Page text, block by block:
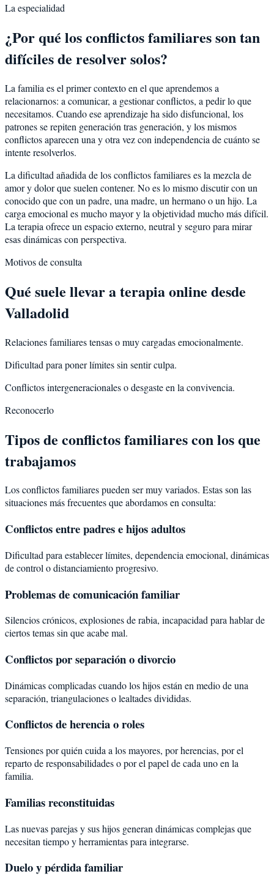
La especialidad
¿Por qué los conflictos familiares son tan
difíciles de resolver solos?
La familia es el primer contexto en el que aprendemos a
relacionarnos: a comunicar, a gestionar conflictos, a pedir lo que
necesitamos. Cuando ese aprendizaje ha sido disfuncional, los
patrones se repiten generación tras generación, y los mismos
conflictos aparecen una y otra vez con independencia de cuánto se
intente resolverlos.
La dificultad añadida de los conflictos familiares es la mezcla de
amor y dolor que suelen contener. No es lo mismo discutir con un
conocido que con un padre, una madre, un hermano o un hijo. La
carga emocional es mucho mayor y la objetividad mucho más difícil.
La terapia ofrece un espacio externo, neutral y seguro para mirar
esas dinámicas con perspectiva.
Motivos de consulta
Qué suele llevar a terapia online desde
Valladolid
Relaciones familiares tensas o muy cargadas emocionalmente.
Dificultad para poner límites sin sentir culpa.
Conflictos intergeneracionales o desgaste en la convivencia.
Reconocerlo
Tipos de conflictos familiares con los que
trabajamos
Los conflictos familiares pueden ser muy variados. Estas son las
situaciones más frecuentes que abordamos en consulta:
Conflictos entre padres e hijos adultos
Dificultad para establecer límites, dependencia emocional, dinámicas
de control o distanciamiento progresivo.
Problemas de comunicación familiar
Silencios crónicos, explosiones de rabia, incapacidad para hablar de
ciertos temas sin que acabe mal.
Conflictos por separación o divorcio
Dinámicas complicadas cuando los hijos están en medio de una
separación, triangulaciones o lealtades divididas.
Conflictos de herencia o roles
Tensiones por quién cuida a los mayores, por herencias, por el
reparto de responsabilidades o por el papel de cada uno en la
familia.
Familias reconstituidas
Las nuevas parejas y sus hijos generan dinámicas complejas que
necesitan tiempo y herramientas para integrarse.
Duelo y pérdida familiar